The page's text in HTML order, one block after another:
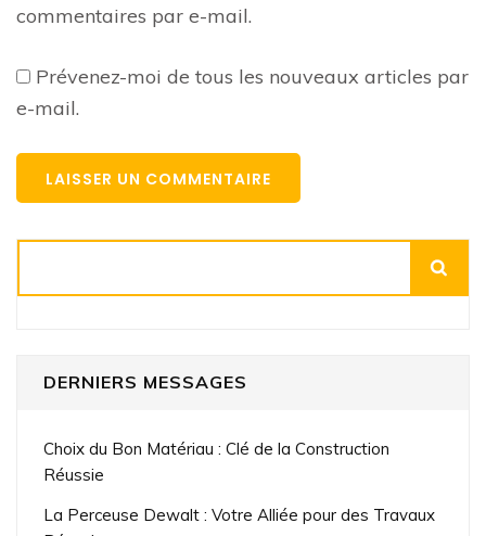
commentaires par e-mail.
Prévenez-moi de tous les nouveaux articles par
e-mail.
DERNIERS MESSAGES
Choix du Bon Matériau : Clé de la Construction
Réussie
La Perceuse Dewalt : Votre Alliée pour des Travaux